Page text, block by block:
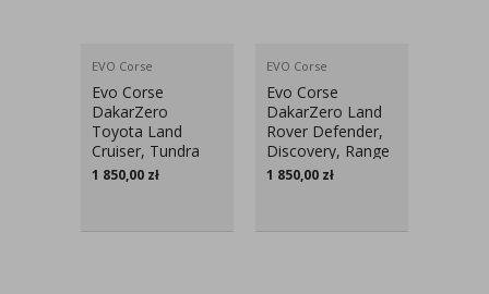
EVO Corse
Evo Corse
DakarZero
Toyota Land
Cruiser, Tundra
8,5x18″
1 850,00 zł
EVO Corse
Evo Corse
DakarZero Land
Rover Defender,
Discovery, Range
Rover 8,5x18″
1 850,00 zł